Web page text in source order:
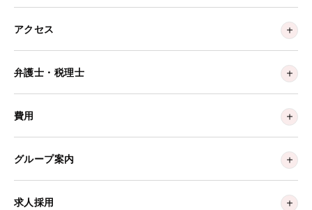
アクセス
弁護士・税理士
費用
グループ案内
求人採用